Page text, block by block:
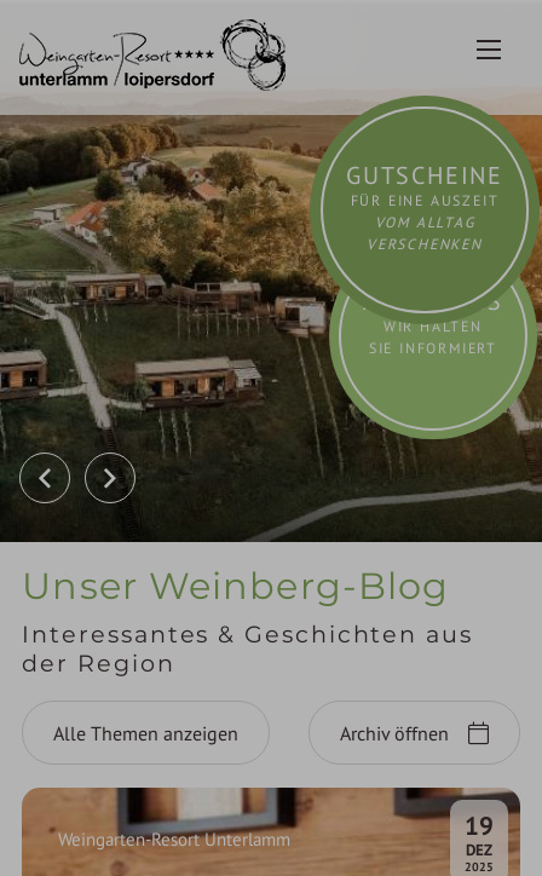
Inhalt
springen
GUTSCHEINE
FÜR EINE AUSZEIT
VOM ALLTAG
VERSCHENKEN
AKTUELLES
WIR HALTEN
SIE INFORMIERT
Unser Weinberg-Blog
Interessantes & Geschichten aus
der Region
Alle Themen anzeigen Archiv öffnen
19
DEZ.
2025
Weingarten-Resort Unterlamm